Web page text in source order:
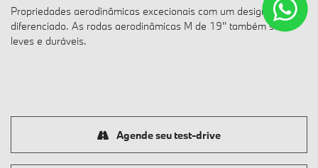
Propriedades aerodinâmicas excecionais com um design
diferenciado. As rodas aerodinâmicas M de 19'' também são
leves e duráveis.
Agende seu test-drive